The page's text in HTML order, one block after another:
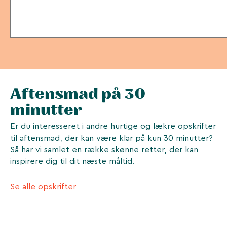
Aftensmad på 30
minutter
Er du interesseret i andre hurtige og lækre opskrifter
til aftensmad, der kan være klar på kun 30 minutter?
Så har vi samlet en række skønne retter, der kan
inspirere dig til dit næste måltid.
Se alle opskrifter